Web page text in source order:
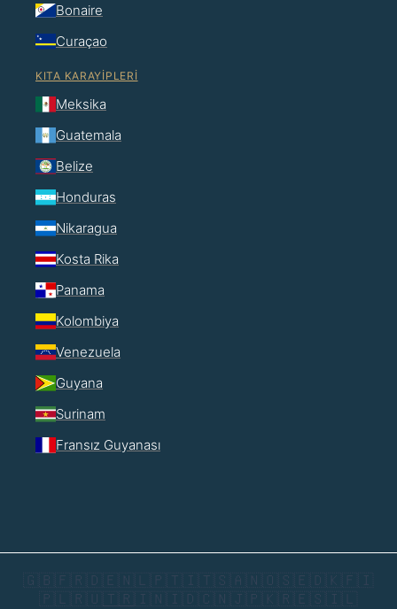
Bonaire
Curaçao
KITA KARAYIPLERI
Meksika
Guatemala
Belize
Honduras
Nikaragua
Kosta Rika
Panama
Kolombiya
Venezuela
Guyana
Surinam
Fransız Guyanası
🇬🇧 🇫🇷 🇩🇪 🇳🇱 🇵🇹 🇮🇹 🇸🇦 🇳🇴 🇸🇪 🇩🇰 🇫🇮
🇵🇱 🇷🇺 🇹🇷 🇮🇳 🇮🇩 🇨🇳 🇯🇵 🇰🇷 🇪🇸 🇮🇱